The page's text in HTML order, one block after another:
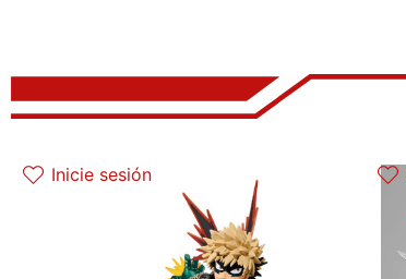
Inicie sesión